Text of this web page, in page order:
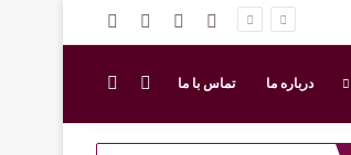
اینستاگرام
ورود نوشته تصادفی
درباره ما تماس با ما ورود